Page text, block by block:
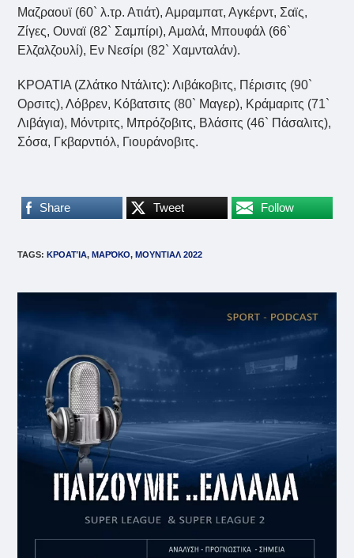
Μαζραουϊ (60` λ.τρ. Ατιάτ), Αμραμπατ, Αγκέρντ, Σαϊς,
Ζίγες, Ουναϊ (82` Σαμπίρι), Αμαλά, Μπουφάλ (66`
Ελζαλζουλί), Εν Νεσίρι (82` Χαμνταλάν).
ΚΡΟΑΤΙΑ (Ζλάτκο Ντάλιτς): Λιβάκοβιτς, Πέρισιτς (90`
Ορσιτς), Λόβρεν, Κόβατσιτς (80` Μαγερ), Κράμαριτς (71`
Λιβάγια), Μόντριτς, Μπρόζοβιτς, Βλάσιτς (46` Πάσαλιτς),
Σόσα, Γκβαρντιόλ, Γιουράνοβιτς.
Share Tweet Follow
TAGS: ΚΡΟΑΤΊΑ, ΜΑΡΌΚΟ, ΜΟΥΝΤΙΑΛ 2022